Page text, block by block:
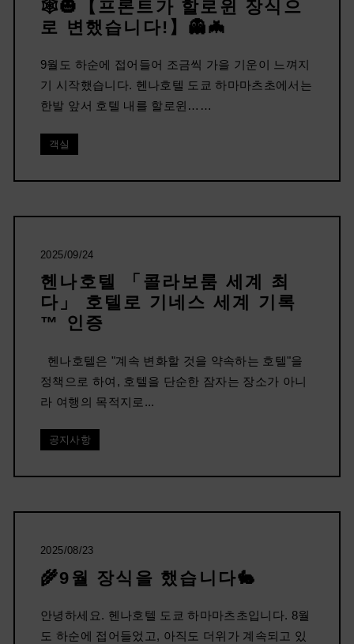
🕸🎃【프론트가 할로윈 장식으
로 변했습니다!】👻🦇
9월도 하순에 접어들어 조금씩 가을 기운이 느껴지
기 시작했습니다. 헨나호텔 도쿄 하마마츠초에서는
한발 앞서 호텔 내를 할로윈……
객실
2025/09/24
헨나호텔 「콜라보룸 세계 최
다」 호텔로 기네스 세계 기록
™ 인증
헨나호텔은 "계속 변화할 것을 약속하는 호텔"을
정책으로 하여, 호텔을 단순한 잠자는 장소가 아니
라 여행의 목적지로...
공지사항
2025/08/23
🌾9월 장식을 했습니다🐇
안녕하세요. 헨나호텔 도쿄 하마마츠초입니다. 8월
도 하순에 접어들었고, 아직도 더위가 계속되고 있